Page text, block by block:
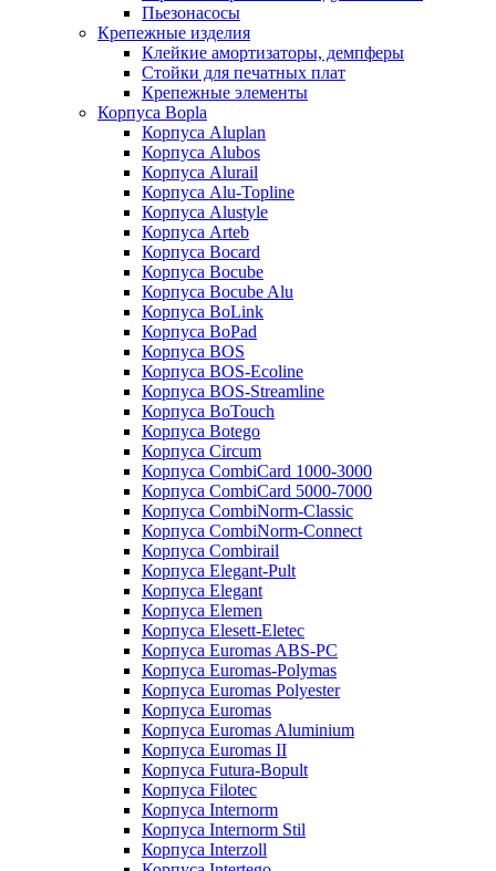
Пьезонасосы
Крепежные изделия
Клейкие амортизаторы, демпферы
Стойки для печатных плат
Крепежные элементы
Корпуса Bopla
Корпуса Aluplan
Корпуса Alubos
Корпуса Alurail
Корпуса Alu-Topline
Корпуса Alustyle
Корпуса Arteb
Корпуса Bocard
Корпуса Bocube
Корпуса Bocube Alu
Корпуса BoLink
Корпуса BoPad
Корпуса BOS
Корпуса BOS-Ecoline
Корпуса BOS-Streamline
Корпуса BoTouch
Корпуса Botego
Корпуса Circum
Корпуса CombiCard 1000-3000
Корпуса CombiCard 5000-7000
Корпуса CombiNorm-Classic
Корпуса CombiNorm-Connect
Корпуса Combirail
Корпуса Elegant-Pult
Корпуса Elegant
Корпуса Elemen
Корпуса Elesett-Eletec
Корпуса Euromas ABS-PC
Корпуса Euromas-Polymas
Корпуса Euromas Polyester
Корпуса Euromas
Корпуса Euromas Aluminium
Корпуса Euromas II
Корпуса Futura-Bopult
Корпуса Filotec
Корпуса Internorm
Корпуса Internorm Stil
Корпуса Interzoll